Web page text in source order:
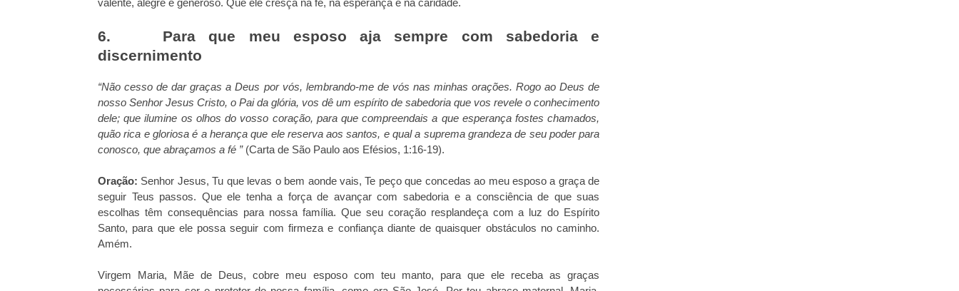
6. Para que meu esposo aja sempre com sabedoria e
discernimento
“Não cesso de dar graças a Deus por vós, lembrando-me de vós nas minhas orações. Rogo ao Deus de
nosso Senhor Jesus Cristo, o Pai da glória, vos dê um espírito de sabedoria que vos revele o conhecimento
dele; que ilumine os olhos do vosso coração, para que compreendais a que esperança fostes chamados,
quão rica e gloriosa é a herança que ele reserva aos santos, e qual a suprema grandeza de seu poder para
conosco, que abraçamos a fé ” (Carta de São Paulo aos Efésios, 1:16-19).
Oração: Senhor Jesus, Tu que levas o bem aonde vais, Te peço que concedas ao meu esposo a graça de
seguir Teus passos. Que ele tenha a força de avançar com sabedoria e a consciência de que suas
escolhas têm consequências para nossa família. Que seu coração resplandeça com a luz do Espírito
Santo, para que ele possa seguir com firmeza e confiança diante de quaisquer obstáculos no caminho.
Amém.
Virgem Maria, Mãe de Deus, cobre meu esposo com teu manto, para que ele receba as graças